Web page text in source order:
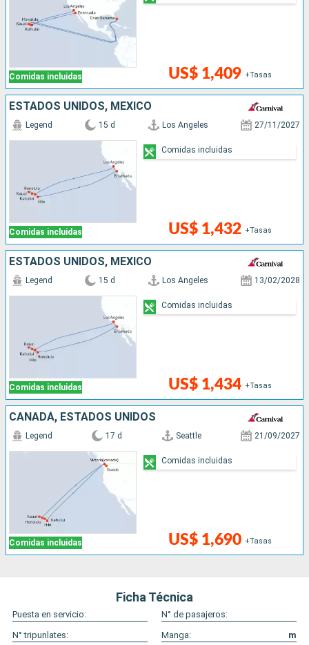
Comidas incluidas US$ 1,409 +Tasas
ESTADOS UNIDOS, MÉXICO
Comidas incluidas
Legend 15 d Los Angeles 27/11/2027
US$ 1,432 +Tasas
Comidas incluidas
ESTADOS UNIDOS, MÉXICO
Comidas incluidas
Legend 15 d Los Angeles 13/02/2028
US$ 1,434 +Tasas
Comidas incluidas
CANADÁ, ESTADOS UNIDOS
Comidas incluidas
Legend 17 d Seattle 21/09/2027
US$ 1,690 +Tasas
Comidas incluidas
Ficha Técnica
Puesta en servicio:
N° de pasajeros:
N° tripunlates:
Manga:
m